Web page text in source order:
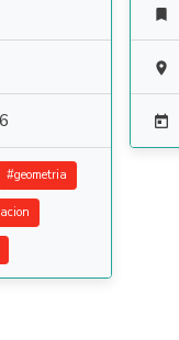
#geometria


